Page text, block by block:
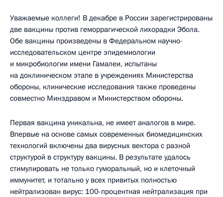
Уважаемые коллеги! В декабре в России зарегистрированы
две вакцины против геморрагической лихорадки Эбола.
Обе вакцины произведены в Федеральном научно-
исследовательском центре эпидемиологии
и микробиологии имени Гамалеи, испытаны
на доклиническом этапе в учреждениях Министерства
обороны, клинические исследования также проведены
совместно Минздравом и Министерством обороны.
Первая вакцина уникальна, не имеет аналогов в мире.
Впервые на основе самых современных биомедицинских
технологий включены два вирусных вектора с разной
структурой в структуру вакцины. В результате удалось
стимулировать не только гуморальный, но и клеточный
иммунитет, и тотально у всех привитых полностью
нейтрализован вирус: 100-процентная нейтрализация при